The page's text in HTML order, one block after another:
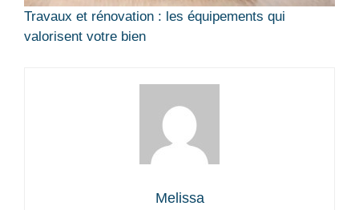
Travaux et rénovation : les équipements qui
valorisent votre bien
Melissa